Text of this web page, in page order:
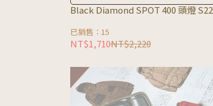
Black Diamond SPOT 400 頭燈 S22
已銷售：15
NT$1,710NT$2,220